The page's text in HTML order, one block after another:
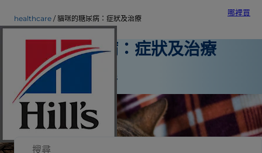
哪裡買
healthcare 貓咪的糖尿病：症狀及治療
貓咪的糖尿病：症狀及治療
寵物保健
Jean Marie Bauhaus